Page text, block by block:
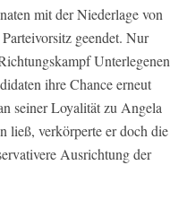
mit der Niederlage von
geendet. Nur
Unterlegenen
ihre Chance erneut
seiner Loyalität zu Angela
ließ, verkörperte er doch die
Ausrichtung der